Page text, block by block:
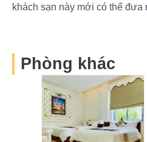
khách sạn này mới có thể đưa
Phòng khác